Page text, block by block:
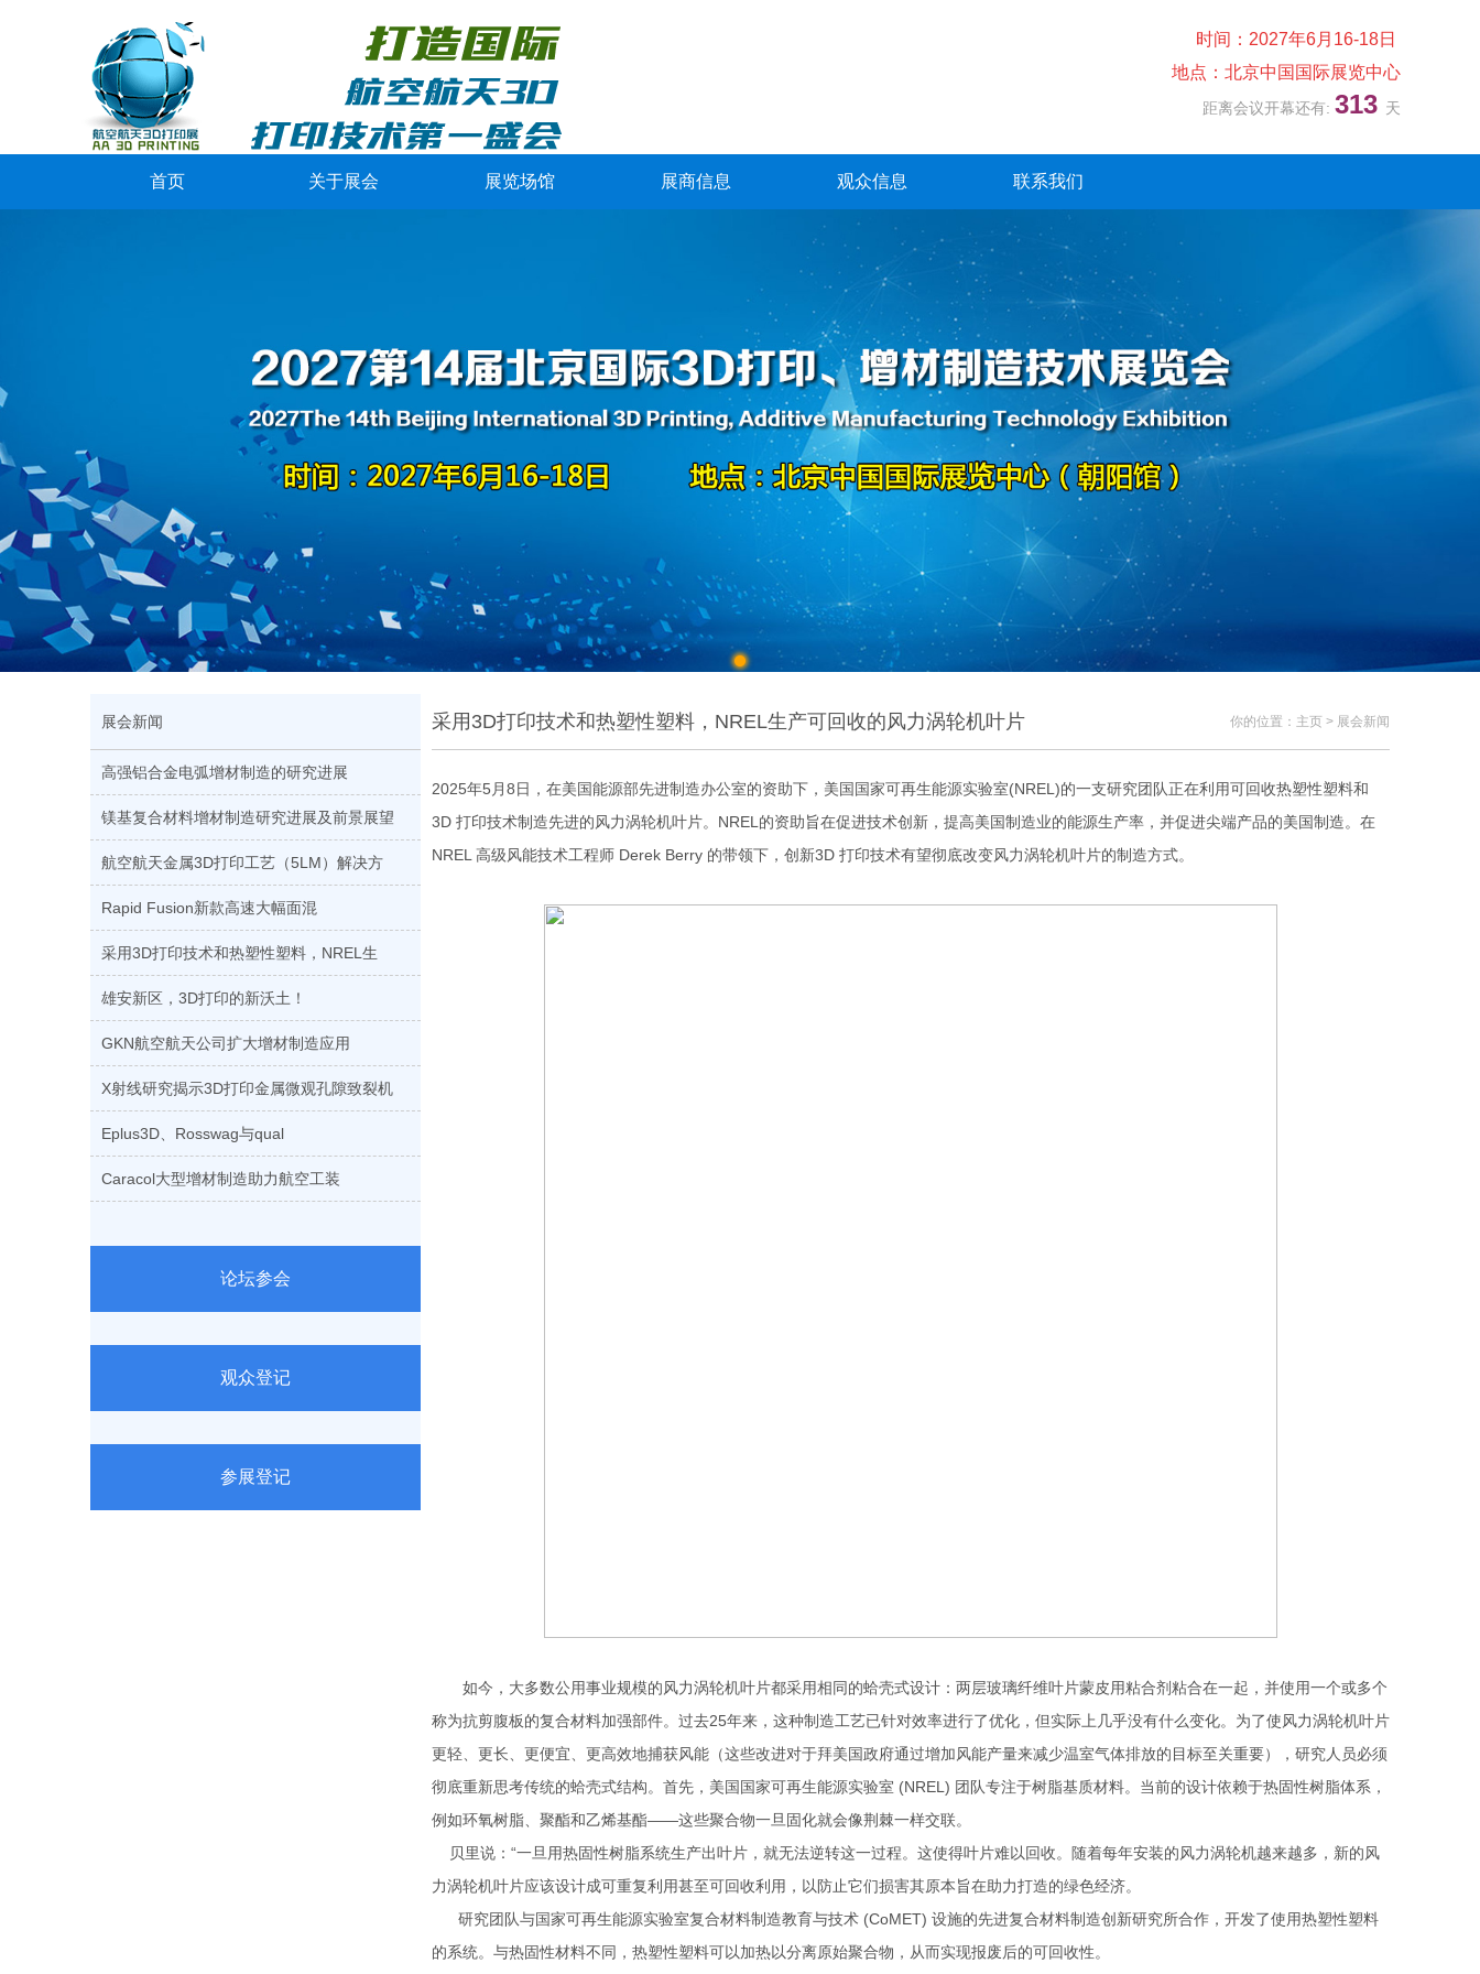
时间：2027年6月16-18日
地点：北京中国国际展览中心
距离会议开幕还有: 313 天
首页 关于展会 展览场馆 展商信息 观众信息 联系我们
展会新闻
高强铝合金电弧增材制造的研究进展
镁基复合材料增材制造研究进展及前景展望
航空航天金属3D打印工艺（5LM）解决方
Rapid Fusion新款高速大幅面混
采用3D打印技术和热塑性塑料，NREL生
雄安新区，3D打印的新沃土！
GKN航空航天公司扩大增材制造应用
X射线研究揭示3D打印金属微观孔隙致裂机
Eplus3D、Rosswag与qual
Caracol大型增材制造助力航空工装
论坛参会
观众登记
参展登记
采用3D打印技术和热塑性塑料，NREL生产可回收的风力涡轮机叶片 你的位置：主页 > 展会新闻
2025年5月8日，在美国能源部先进制造办公室的资助下，美国国家可再生能源实验室(NREL)的一支研究团队正在利用可回收热塑性塑料和
3D 打印技术制造先进的风力涡轮机叶片。NREL的资助旨在促进技术创新，提高美国制造业的能源生产率，并促进尖端产品的美国制造。在
NREL 高级风能技术工程师 Derek Berry 的带领下，创新3D 打印技术有望彻底改变风力涡轮机叶片的制造方式。
如今，大多数公用事业规模的风力涡轮机叶片都采用相同的蛤壳式设计：两层玻璃纤维叶片蒙皮用粘合剂粘合在一起，并使用一个或多个
称为抗剪腹板的复合材料加强部件。过去25年来，这种制造工艺已针对效率进行了优化，但实际上几乎没有什么变化。为了使风力涡轮机叶片
更轻、更长、更便宜、更高效地捕获风能（这些改进对于拜美国政府通过增加风能产量来减少温室气体排放的目标至关重要），研究人员必须
彻底重新思考传统的蛤壳式结构。首先，美国国家可再生能源实验室 (NREL) 团队专注于树脂基质材料。当前的设计依赖于热固性树脂体系，
例如环氧树脂、聚酯和乙烯基酯——这些聚合物一旦固化就会像荆棘一样交联。
贝里说：“一旦用热固性树脂系统生产出叶片，就无法逆转这一过程。这使得叶片难以回收。随着每年安装的风力涡轮机越来越多，新的风
力涡轮机叶片应该设计成可重复利用甚至可回收利用，以防止它们损害其原本旨在助力打造的绿色经济。
研究团队与国家可再生能源实验室复合材料制造教育与技术 (CoMET) 设施的先进复合材料制造创新研究所合作，开发了使用热塑性塑料
的系统。与热固性材料不同，热塑性塑料可以加热以分离原始聚合物，从而实现报废后的可回收性。